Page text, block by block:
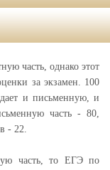
часть, однако этот
за экзамен. 100
и письменную, и
часть - 80,
- 22.
часть, то ЕГЭ по